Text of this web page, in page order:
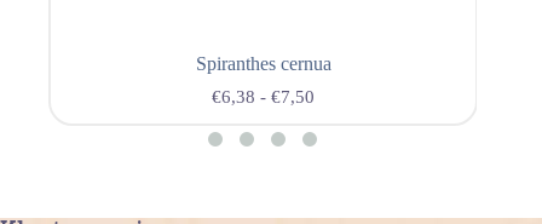
Spiranthes cernua
€6,38 -€7,50